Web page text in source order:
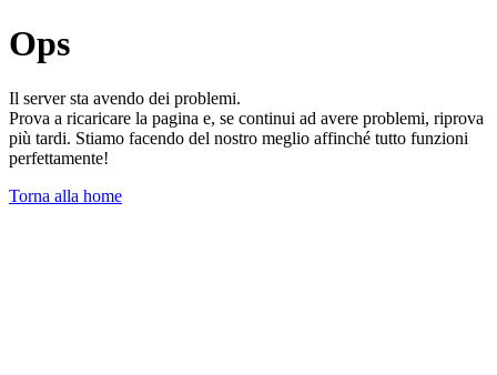
Ops
Il server sta avendo dei problemi.
Prova a ricaricare la pagina e, se continui ad avere problemi, riprova
più tardi. Stiamo facendo del nostro meglio affinché tutto funzioni
perfettamente!
Torna alla home